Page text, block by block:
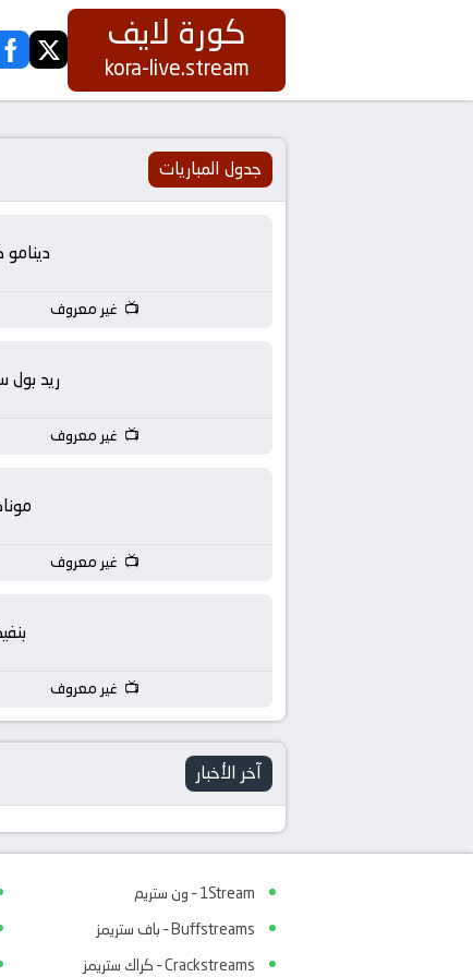
كورة
لايف
live
كورة لايف
kora-live.stream
جدول المباريات
غير معروف
ريد بول
غير معروف
غير معروف
غير معروف
آخر الأخبار
1Stream – ون ستريم
Buffstreams – باف ستريمز
Crackstreams – كراك ستريمز